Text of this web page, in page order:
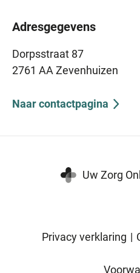
Adresgegevens
Dorpsstraat 87
2761 AA Zevenhuizen
Naar contactpagina
Uw Zorg
Privacy verklaring |